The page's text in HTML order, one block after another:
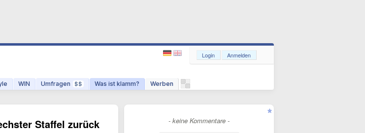
WIN Umfragen $$ Was ist klamm? Werben
Login Anmelden
Staffel zurück - keine Kommentare -